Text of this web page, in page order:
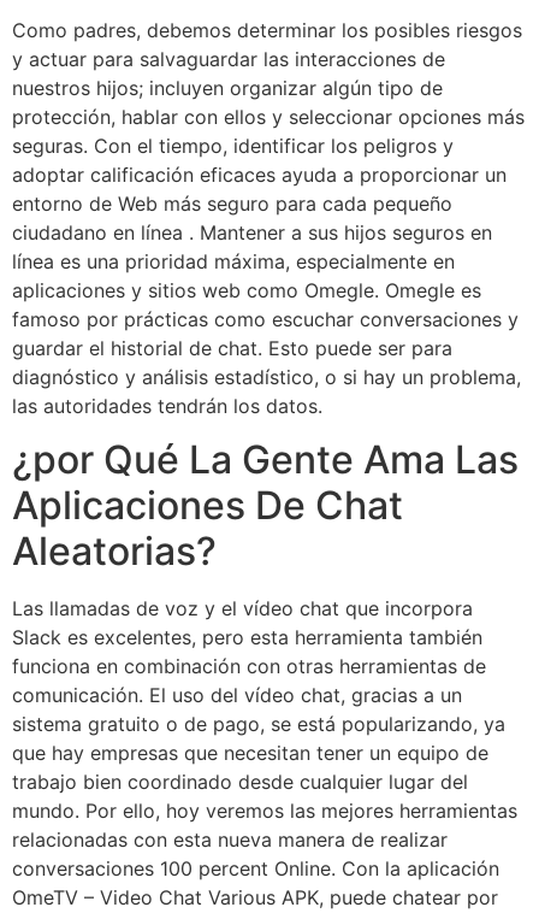
Como padres, debemos determinar los posibles riesgos
y actuar para salvaguardar las interacciones de
nuestros hijos; incluyen organizar algún tipo de
protección, hablar con ellos y seleccionar opciones más
seguras. Con el tiempo, identificar los peligros y
adoptar calificación eficaces ayuda a proporcionar un
entorno de Web más seguro para cada pequeño
ciudadano en línea . Mantener a sus hijos seguros en
línea es una prioridad máxima, especialmente en
aplicaciones y sitios web como Omegle. Omegle es
famoso por prácticas como escuchar conversaciones y
guardar el historial de chat. Esto puede ser para
diagnóstico y análisis estadístico, o si hay un problema,
las autoridades tendrán los datos.
¿por Qué La Gente Ama Las
Aplicaciones De Chat
Aleatorias?
Las llamadas de voz y el vídeo chat que incorpora
Slack es excelentes, pero esta herramienta también
funciona en combinación con otras herramientas de
comunicación. El uso del vídeo chat, gracias a un
sistema gratuito o de pago, se está popularizando, ya
que hay empresas que necesitan tener un equipo de
trabajo bien coordinado desde cualquier lugar del
mundo. Por ello, hoy veremos las mejores herramientas
relacionadas con esta nueva manera de realizar
conversaciones 100 percent Online. Con la aplicación
OmeTV – Video Chat Various APK, puede chatear por